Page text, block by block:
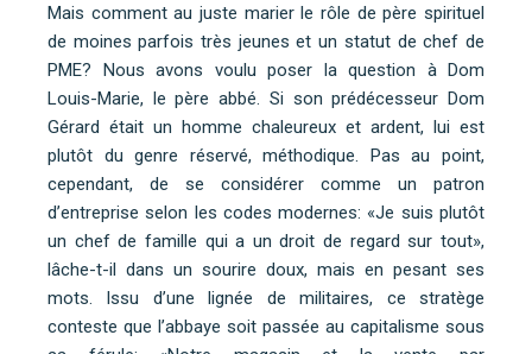
Mais comment au juste marier le rôle de père spirituel
de moines parfois très jeunes et un statut de chef de
PME? Nous avons voulu poser la question à Dom
Louis-Marie, le père abbé. Si son prédécesseur Dom
Gérard était un homme chaleureux et ardent, lui est
plutôt du genre réservé, méthodique. Pas au point,
cependant, de se considérer comme un patron
d’entreprise selon les codes modernes: «Je suis plutôt
un chef de famille qui a un droit de regard sur tout»,
lâche-t-il dans un sourire doux, mais en pesant ses
mots. Issu d’une lignée de militaires, ce stratège
conteste que l’abbaye soit passée au capitalisme sous